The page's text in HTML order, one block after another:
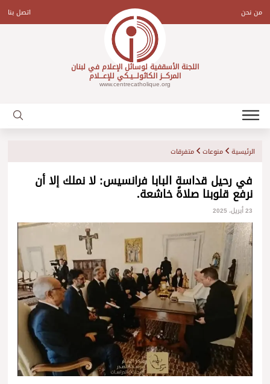
contentمن نحن اتصل بنا
اللجنة الأسقفية لوسائل الإعلام في لبنان
المركـــز الكاثولـــيـكي للإعـــلام
www.centrecatholique.org
الرئيسية منوعات متفرقات
في رحيل قداسة البابا فرانسيس: لا نملك إلا أن
نرفع قلوبنا صلاةً خاشعة.
23 أبريل، 2025